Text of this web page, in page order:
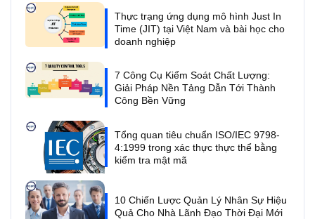
Thực trạng ứng dụng mô hình Just In
Time (JIT) tại Việt Nam và bài học cho
doanh nghiệp
7 Công Cụ Kiểm Soát Chất Lượng:
Giải Pháp Nền Tảng Dẫn Tới Thành
Công Bền Vững
Tổng quan tiêu chuẩn ISO/IEC 9798-
4:1999 trong xác thực thực thể bằng
kiểm tra mật mã
10 Chiến Lược Quản Lý Nhân Sự Hiệu
Quả Cho Nhà Lãnh Đạo Thời Đại Mới